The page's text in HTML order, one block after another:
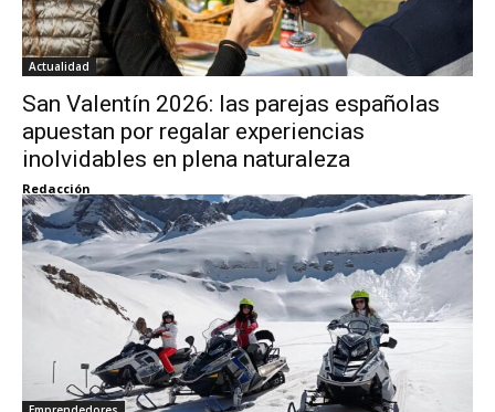
Actualidad
San Valentín 2026: las parejas españolas
apuestan por regalar experiencias
inolvidables en plena naturaleza
Redacción